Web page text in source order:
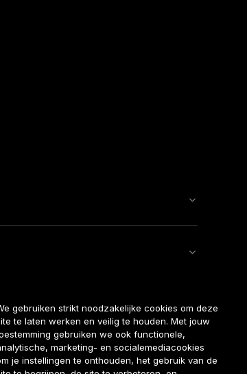
gebruiken strikt noodzakelijke cookies om deze
te laten werken en veilig te houden. Met jouw
gebruiken we ook functionele,
marketing- en socialemediacookies
je instellingen te onthouden, het gebruik van de